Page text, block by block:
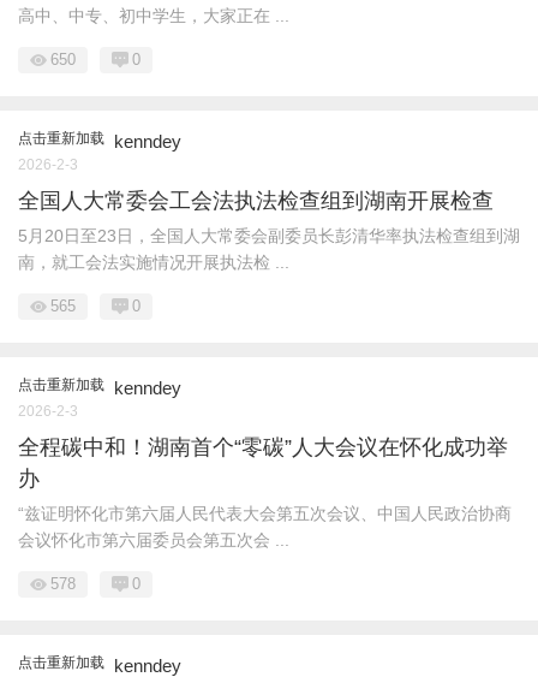
高中、中专、初中学生，大家正在 ...
650 0
点击重新加载 kenndey
2026-2-3
全国人大常委会工会法执法检查组到湖南开展检查
5月20日至23日，全国人大常委会副委员长彭清华率执法检查组到湖
南，就工会法实施情况开展执法检 ...
565 0
点击重新加载 kenndey
2026-2-3
全程碳中和！湖南首个“零碳”人大会议在怀化成功举
办
“兹证明怀化市第六届人民代表大会第五次会议、中国人民政治协商
会议怀化市第六届委员会第五次会 ...
578 0
点击重新加载 kenndey